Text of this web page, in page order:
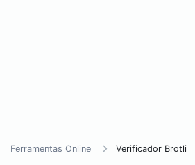
Ferramentas Online Verificador Brotli